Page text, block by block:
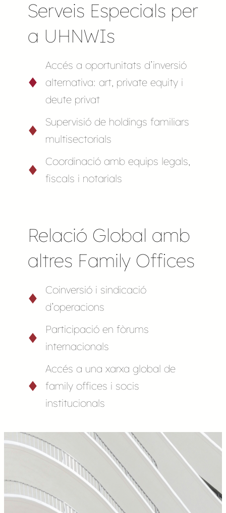
Serveis Especials per
a UHNWIs
Accés a oportunitats d’inversió
alternativa: art, private equity i
deute privat
Supervisió de holdings familiars
multisectorials
Coordinació amb equips legals,
fiscals i notarials
Relació Global amb
altres Family Offices
Coinversió i sindicació
d’operacions
Participació en fòrums
internacionals
Accés a una xarxa global de
family offices i socis
institucionals